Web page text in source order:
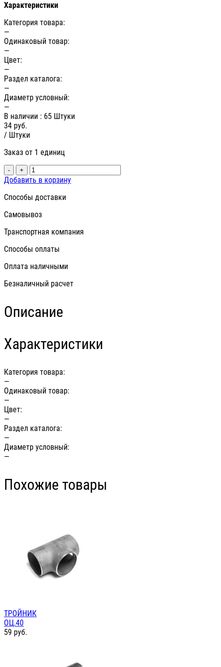
Характеристики
Категория товара:
—
Одинаковый товар:
—
Цвет:
—
Раздел каталога:
—
Диаметр условный:
—
В наличии : 65 Штуки
34 руб.
/ Штуки
Заказ от 1 единиц
- +
Добавить в корзину
Способы доставки
Самовывоз
Транспортная компания
Способы оплаты
Оплата наличными
Безналичный расчет
Описание
Характеристики
Категория товара:
—
Одинаковый товар:
—
Цвет:
—
Раздел каталога:
—
Диаметр условный:
—
Похожие товары
ТРОЙНИК
ОЦ.40
59 руб.